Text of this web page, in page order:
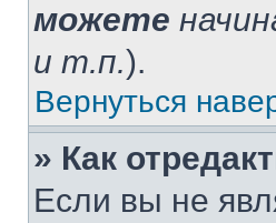
можете
и т.п.).
Вернуться
» Как
Если вы не